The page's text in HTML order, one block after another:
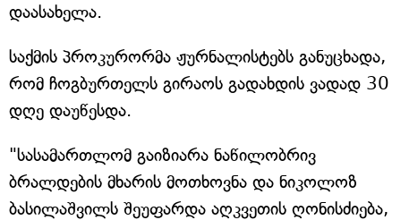
დაასახელა.
საქმის პროკურორმა ჟურნალისტებს განუცხადა,
რომ ჩოგბურთელს გირაოს გადახდის ვადად 30
დღე დაუწესდა.
"სასამართლომ გაიზიარა ნაწილობრივ
ბრალდების მხარის მოთხოვნა და ნიკოლოზ
ბასილაშვილს შეუფარდა აღკვეთის ღონისძიება,